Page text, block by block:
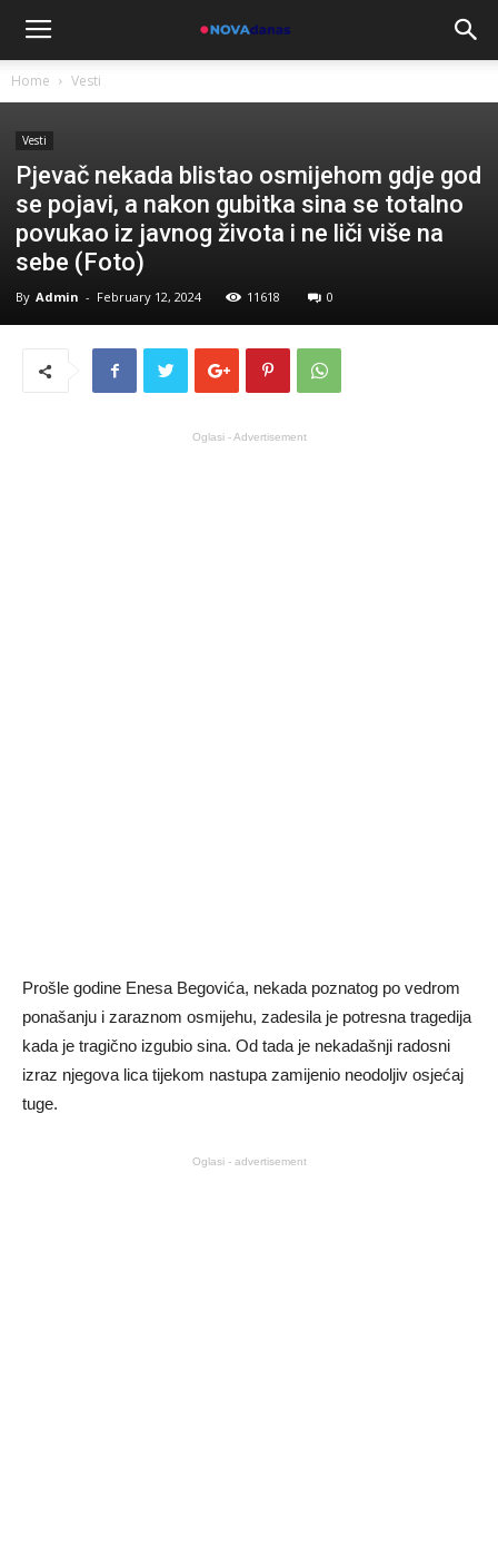
Home Vesti
Vesti
Pjevač nekada blistao osmijehom gdje god
se pojavi, a nakon gubitka sina se totalno
povukao iz javnog života i ne liči više na
sebe (Foto)
By Admin - February 12, 2024 11618 0
Oglasi - Advertisement
Prošle godine Enesa Begovića, nekada poznatog po vedrom
ponašanju i zaraznom osmijehu, zadesila je potresna tragedija
kada je tragično izgubio sina. Od tada je nekadašnji radosni
izraz njegova lica tijekom nastupa zamijenio neodoljiv osjećaj
tuge.
Oglasi - advertisement